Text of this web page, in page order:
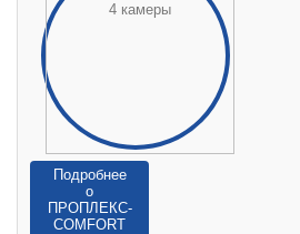
Подробнее
о
ПРОПЛЕКС-
COMFORT